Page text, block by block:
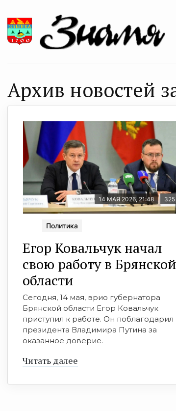
Архив новостей
14 МАЯ 2026, 21:48 325
Политика
Егор Ковальчук начал
свою работу в Брянской
области
Сегодня, 14 мая, врио губернатора
Брянской области Егор Ковальчук
приступил к работе. Он поблагодарил
президента Владимира Путина за
оказанное доверие.
Читать далее